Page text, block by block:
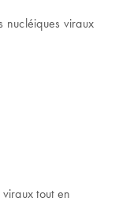
nucléiques viraux
tout en